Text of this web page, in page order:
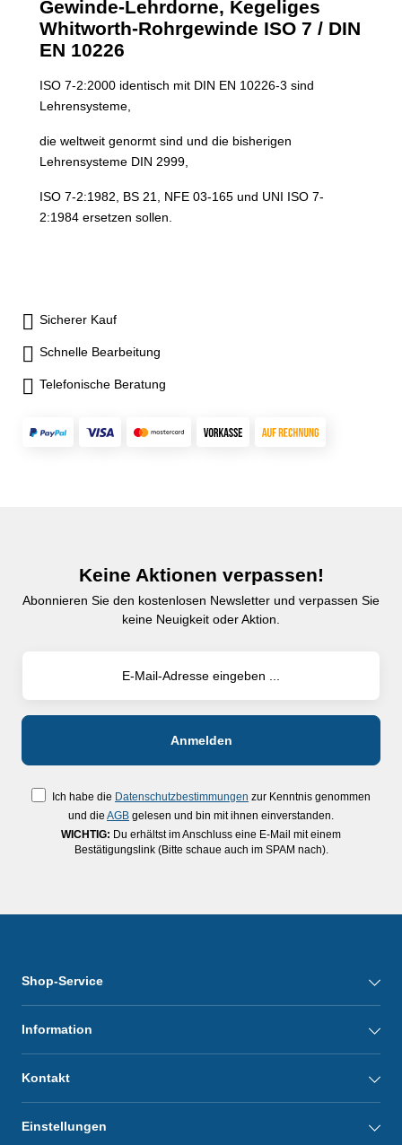
Gewinde-Lehrdorne, Kegeliges
Whitworth-Rohrgewinde ISO 7 / DIN
EN 10226
ISO 7-2:2000 identisch mit DIN EN 10226-3 sind
Lehrensysteme,
die weltweit genormt sind und die bisherigen
Lehrensysteme DIN 2999,
ISO 7-2:1982, BS 21, NFE 03-165 und UNI ISO 7-
2:1984 ersetzen sollen.
Sicherer Kauf
Schnelle Bearbeitung
Telefonische Beratung
Keine Aktionen verpassen!
Abonnieren Sie den kostenlosen Newsletter und verpassen Sie
keine Neuigkeit oder Aktion.
Ich habe die Datenschutzbestimmungen zur Kenntnis genommen
und die AGB gelesen und bin mit ihnen einverstanden.
WICHTIG: Du erhältst im Anschluss eine E-Mail mit einem
Bestätigungslink (Bitte schaue auch im SPAM nach).
Shop-Service
Information
Kontakt
Einstellungen